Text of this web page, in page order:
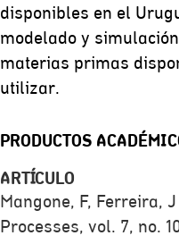
disponibles en el
modelado y
materias primas
utilizar.
PRODUCTOS
ARTÍCULO
Mangone, F, Ferreira,
Processes, vol. 7, no.